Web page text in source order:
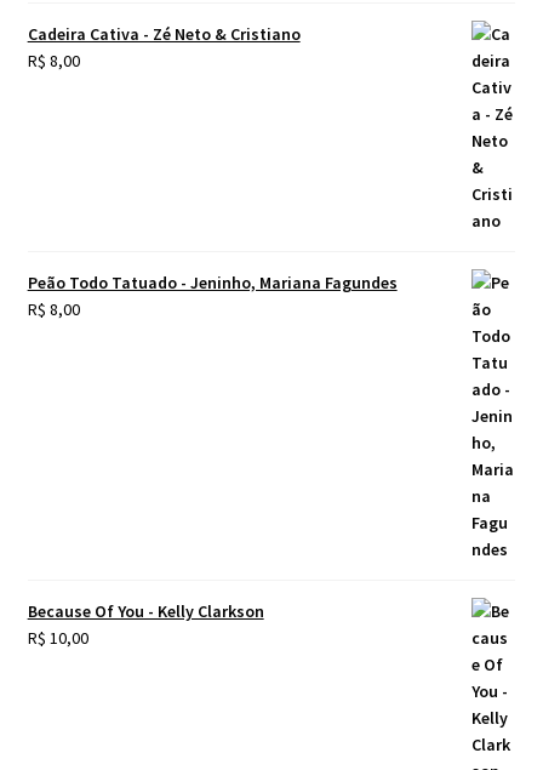
Cadeira Cativa - Zé Neto & Cristiano
R$ 8,00
Peão Todo Tatuado - Jeninho, Mariana Fagundes
R$ 8,00
Because Of You - Kelly Clarkson
R$ 10,00